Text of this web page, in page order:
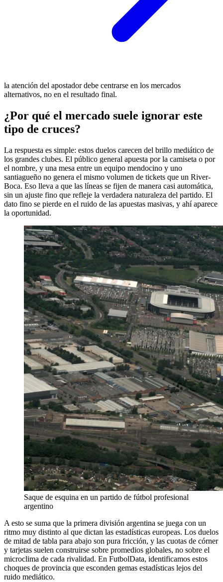
la atención del apostador debe centrarse en los mercados
alternativos, no en el resultado final.
¿Por qué el mercado suele ignorar este
tipo de cruces?
La respuesta es simple: estos duelos carecen del brillo mediático de
los grandes clubes. El público general apuesta por la camiseta o por
el nombre, y una mesa entre un equipo mendocino y uno
santiagueño no genera el mismo volumen de tickets que un River-
Boca. Eso lleva a que las líneas se fijen de manera casi automática,
sin un ajuste fino que refleje la verdadera naturaleza del partido. El
dato fino se pierde en el ruido de las apuestas masivas, y ahí aparece
la oportunidad.
Saque de esquina en un partido de fútbol profesional
argentino
A esto se suma que la primera división argentina se juega con un
ritmo muy distinto al que dictan las estadísticas europeas. Los duelos
de mitad de tabla para abajo son pura fricción, y las cuotas de córner
y tarjetas suelen construirse sobre promedios globales, no sobre el
microclima de cada rivalidad. En FutbolData, identificamos estos
choques de provincia que esconden gemas estadísticas lejos del
ruido mediático.